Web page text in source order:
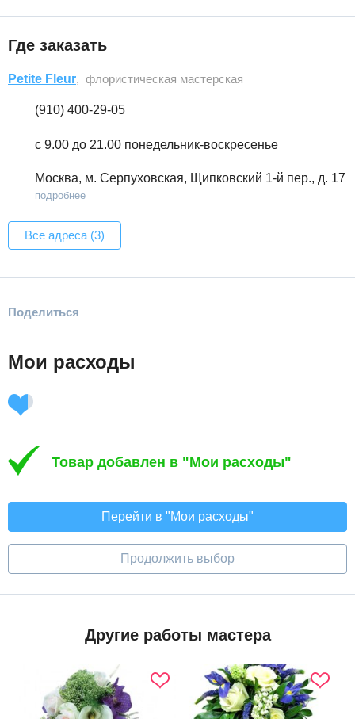
Где заказать
Petite Fleur, флористическая мастерская
(910) 400-29-05
с 9.00 до 21.00 понедельник-воскресенье
Москва, м. Серпуховская, Щипковский 1-й пер., д. 17
подробнее
Все адреса (3)
Поделиться
Мои расходы
Товар добавлен в "Мои расходы"
Перейти в "Мои расходы"
Продолжить выбор
Другие работы мастера